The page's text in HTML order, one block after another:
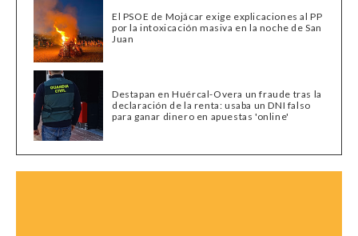
El PSOE de Mojácar exige explicaciones al PP
por la intoxicación masiva en la noche de San
Juan
Destapan en Huércal-Overa un fraude tras la
declaración de la renta: usaba un DNI falso
para ganar dinero en apuestas 'online'